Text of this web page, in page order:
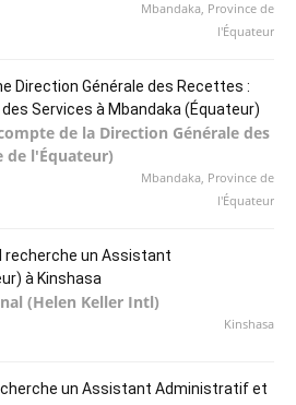
Mbandaka, Province de
l'Équateur
Direction Générale des Recettes :
Services à Mbandaka (Équateur)
de la Direction Générale des
de l'Équateur)
Mbandaka, Province de
l'Équateur
recherche un Assistant
à Kinshasa
(Helen Keller Intl)
Kinshasa
un Assistant Administratif et